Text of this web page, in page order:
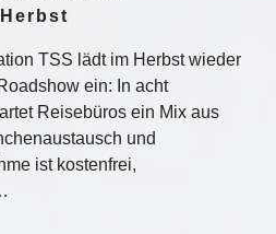
TSS lädt im Herbst wieder
ein: In acht
Reisebüros ein Mix aus
und
ist kostenfrei,